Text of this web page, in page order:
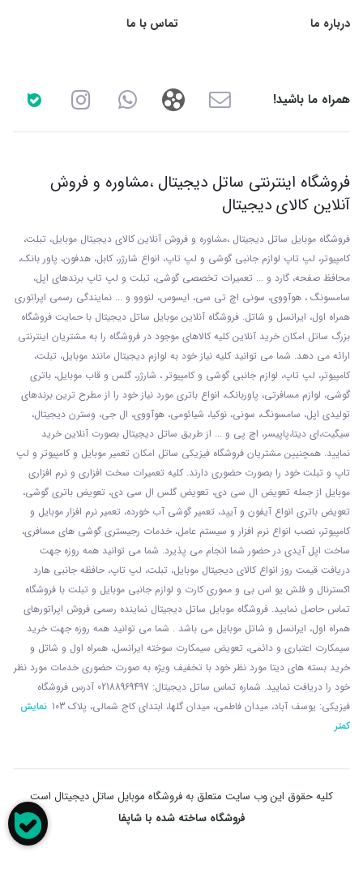
درباره ما
تماس با ما
همراه ما باشید!
فروشگاه اینترنتی ساتل دیجیتال ،مشاوره و فروش
آنلاین کالای دیجیتال
فروشگاه موبایل ساتل دیجیتال ،مشاوره و فروش آنلاین کالای دیجیتال موبایل، تبلت،
کامپیوتر، لپ تاپ لوازم جانبی گوشی و لپ تاپ، انواع شارژر، کابل، هدفون، پاور بانک،
محافظ صفحه، گارد و ... تعمیرات تخصصی گوشی، تبلت و لپ تاپ برندهای اپل،
سامسونگ ، هوآووی، سونی اچ تی سی، ایسوس، لنووو و ... نمایندگی رسمی اپراتوری
همراه اول، ایرانسل و شاتل. فروشگاه آنلاین موبایل ساتل دیجیتال با حمایت فروشگاه
بزرگ ساتل امکان خرید آنلاین کلیه کالاهای موجود در فروشگاه را به مشتریان اینترنتی
ارائه می دهد. شما می توانید کلیه نیاز خود به لوازم دیجیتال مانند موبایل، تبلت،
کامپیوتر، لپ تاپ، لوازم جانبی گوشی و کامپیوتر ، شارژر، گلس و قاب موبایل، باتری
گوشی، لوازم مسافرتی، پاوربانک، انواع باتری مورد نیاز خود را از مطرح ترین برندهای
تولیدی اپل، سامسونگ، سونی، نوکیا، شیائومی، هوآووی، ال جی، وسترن دیجیتال،
سیگیت،ای دیتا،پاپیسر، اچ پی و ... از طریق ساتل دیجیتال بصورت آنلاین خرید
نمایید. همچنیین مشتریان فروشگاه فیزیکی ساتل امکان تعمیر موبایل و کامپیوتر و لپ
تاپ و تبلت خود را بصورت حضوری دارند. کلیه تعمیرات سخت افزاری و نرم افزاری
موبایل از جمله تعویض ال سی دی، تعویض گلس ال سی دی، تعویض باتری گوشی،
تعویض باتری انواع آیفون و آیپد، تعمیر گوشی آب خورده، تعمیر نرم افزار موبایل و
کامپیوتر، نصب انواع نرم افزار و سیستم عامل، خدمات رجیستری گوشی های مسافری،
ساخت اپل آیدی در حضور شما انجام می پذیرد. شما می توانید همه روزه جهت
دریافت قیمت روز انواع کالای دیجیتال موبایل، تبلت، لپ تاپ، حافظه جانبی هارد
اکسترنال و فلش یو اس بی و مموری کارت و لوازم جانبی موبایل و تبلت با فروشگاه
تماس حاصل نمایید. فروشگاه موبایل ساتل دیجیتال نماینده رسمی فروش اپراتورهای
همراه اول، ایرانسل و شاتل موبایل می باشد . شما می توانید همه روزه جهت خرید
سیمکارت اعتباری و دائمی، تعویض سیمکارت سوخته ایرانسل، همراه اول و شاتل و
خرید بسته های دیتا مورد نظر خود با تخفیف ویژه به صورت حضوری خدمات مورد نظر
خود را دریافت نمایید. شماره تماس ساتل دیجیتال: 02188969497 آدرس فروشگاه
فیزیکی: یوسف آباد، میدان فاطمی، میدان گلها، ابتدای کاج شمالی، پلاک 103
نمایش
کمتر
کلیه حقوق این وب سایت متعلق به فروشگاه موبایل ساتل دیجیتال است
فروشگاه ساخته شده با شاپفا